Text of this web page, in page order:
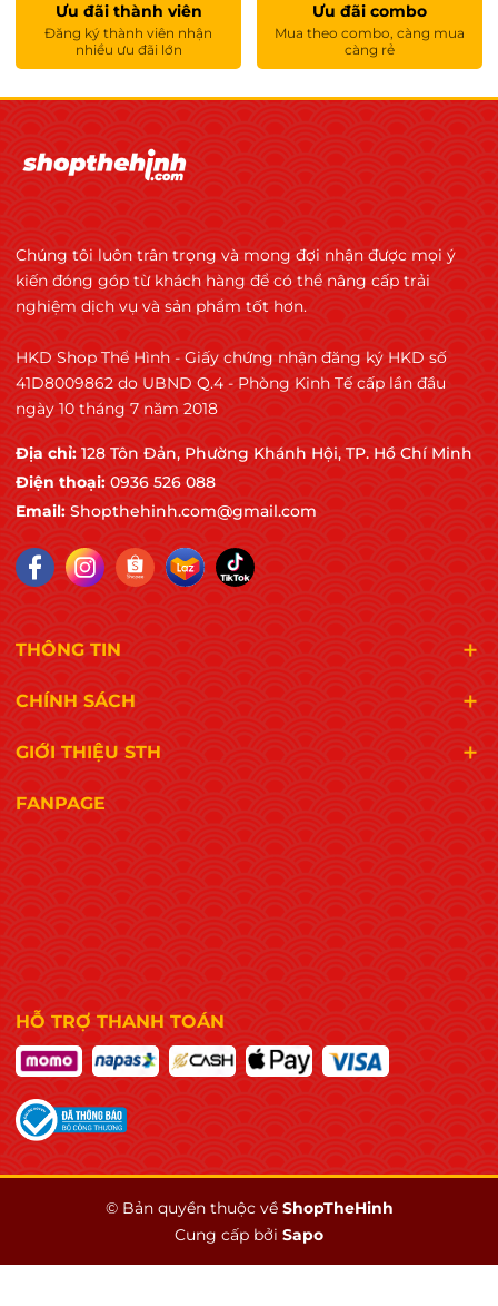
Ưu đãi thành viên
Đăng ký thành viên nhận
nhiều ưu đãi lớn
Ưu đãi combo
Mua theo combo, càng mua
càng rẻ
Chúng tôi luôn trân trọng và mong đợi nhận được mọi ý
kiến đóng góp từ khách hàng để có thể nâng cấp trải
nghiệm dịch vụ và sản phẩm tốt hơn.
HKD Shop Thể Hình - Giấy chứng nhận đăng ký HKD số
41D8009862 do UBND Q.4 - Phòng Kinh Tế cấp lần đầu
ngày 10 tháng 7 năm 2018
Địa chỉ: 128 Tôn Đản, Phường Khánh Hội, TP. Hồ Chí Minh
Điện thoại: 0936 526 088
Email: Shopthehinh.com@gmail.com
THÔNG TIN
CHÍNH SÁCH
GIỚI THIỆU STH
FANPAGE
HỖ TRỢ THANH TOÁN
© Bản quyền thuộc về ShopTheHinh
Cung cấp bởi Sapo